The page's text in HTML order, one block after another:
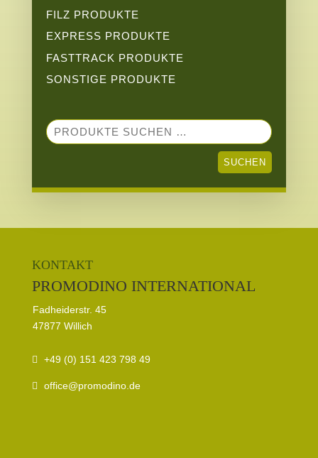
FILZ PRODUKTE
EXPRESS PRODUKTE
FASTTRACK PRODUKTE
SONSTIGE PRODUKTE
SUCHEN
NACH:
SUCHEN
KONTAKT
PROMODINO INTERNATIONAL
Fadheiderstr. 45
47877 Willich
+49 (0) 151 423 798 49
office@promodino.de